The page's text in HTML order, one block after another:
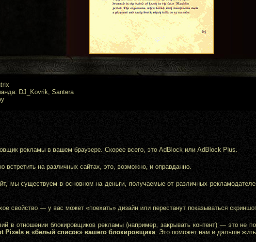
DJ_Kovrik, Santera
рекламы в вашем браузере. Скорее всего, это AdBlock или AdBlock Plus.
встретить на различных сайтах, это, возможно, и оправданно.
мы существуем в основном на деньги, получаемые от различных
свойство — у вас может «поехать» дизайн или перестанут показываться
в отношении блокировщиков рекламы (например, закрывать контент) — это не
Pixels в «белый список» вашего блокировщика. Это поможет нам и дальше жить